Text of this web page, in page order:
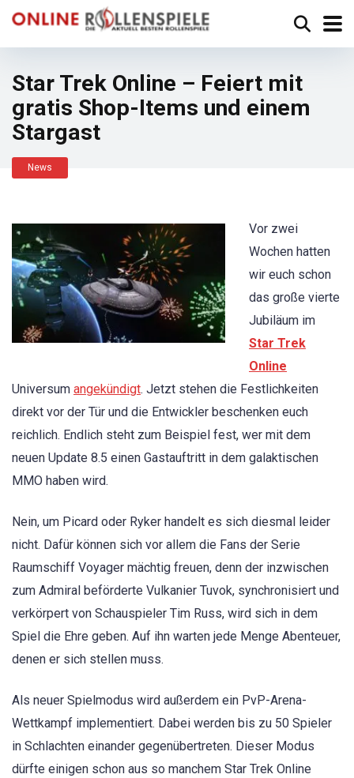
Star Trek Online – Feiert mit
gratis Shop-Items und einem
Stargast
News
Vor zwei
Wochen hatten
wir euch schon
das große vierte
Jubiläum im
Star Trek
Online
Universum angekündigt. Jetzt stehen die Festlichkeiten
direkt vor der Tür und die Entwickler beschenken euch
reichlich. Endlich steht zum Beispiel fest, wer mit dem
neuen Update 8.5 einen Gastauftritt in dem galaktischen
MMO haben wird.
Nein, um Picard oder Ryker handelt es sich diesmal leider
nicht. Dafür können sich vor allem die Fans der Serie
Raumschiff Voyager mächtig freuen, denn der inzwischen
zum Admiral beförderte Vulkanier Tuvok, synchronisiert und
verkörpert von Schauspieler Tim Russ, wird sich in dem
Spiel die Ehre geben. Auf ihn warten jede Menge Abenteuer,
denen er sich stellen muss.
Als neuer Spielmodus wird außerdem ein PvP-Arena-
Wettkampf implementiert. Dabei werden bis zu 50 Spieler
in Schlachten einander gegenübertreten. Dieser Modus
dürfte einigen schon aus so manchem Star Trek Online